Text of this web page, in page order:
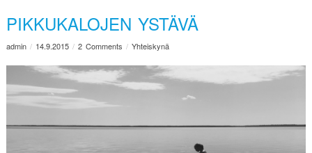
PIKKUKALOJEN YSTÄVÄ
admin/ 14.9.2015/ 2 Comments / Yhteiskynä